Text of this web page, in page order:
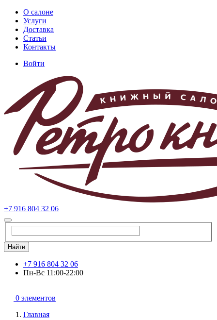
Перейти
основному
содержанию
Основная
навигация
О салоне
Услуги
Доставка
Статьи
Контакты
учётной
записи
пользователя
Войти
+7 916 804 32 06
Найти
+7 916 804 32 06
Пн-Вс 11:00-22:00
0 элементов
Главная